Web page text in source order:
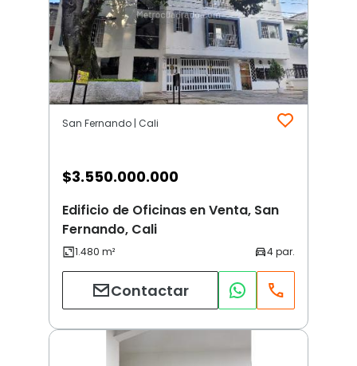
San Fernando | Cali
$3.550.000.000
Edificio de Oficinas en Venta, San
Fernando, Cali
Contactar